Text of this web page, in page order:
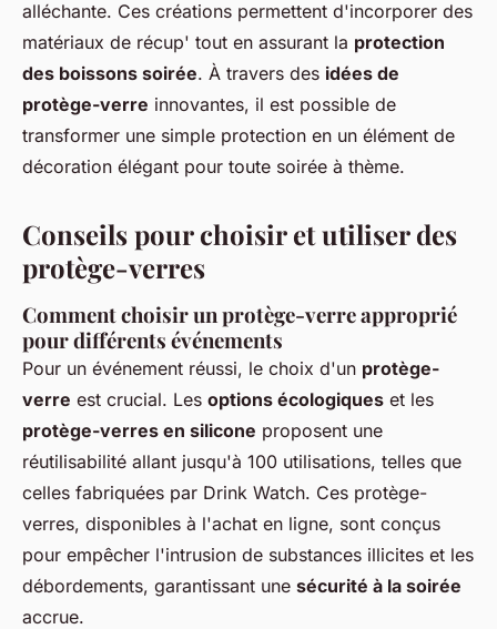
alléchante. Ces créations permettent d'incorporer des
matériaux de récup' tout en assurant la protection
des boissons soirée. À travers des idées de
protège-verre innovantes, il est possible de
transformer une simple protection en un élément de
décoration élégant pour toute soirée à thème.
Conseils pour choisir et utiliser des
protège-verres
Comment choisir un protège-verre approprié
pour différents événements
Pour un événement réussi, le choix d'un protège-
verre est crucial. Les options écologiques et les
protège-verres en silicone proposent une
réutilisabilité allant jusqu'à 100 utilisations, telles que
celles fabriquées par Drink Watch. Ces protège-
verres, disponibles à l'achat en ligne, sont conçus
pour empêcher l'intrusion de substances illicites et les
débordements, garantissant une sécurité à la soirée
accrue.